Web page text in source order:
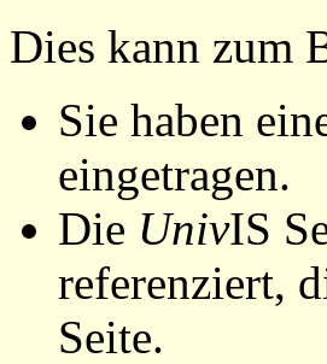
Dies kann zum
Sie haben
eingetragen.
Die UnivIS
referenziert,
Seite.